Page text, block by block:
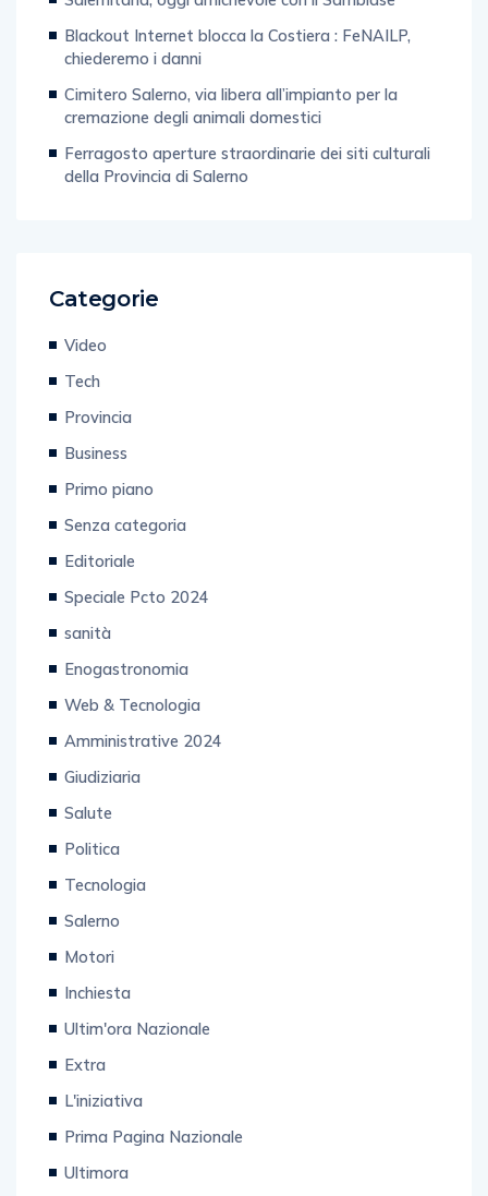
Blackout Internet blocca la Costiera : FeNAILP,
chiederemo i danni
Cimitero Salerno, via libera all’impianto per la
cremazione degli animali domestici
Ferragosto aperture straordinarie dei siti culturali
della Provincia di Salerno
Categorie
Video
Tech
Provincia
Business
Primo piano
Senza categoria
Editoriale
Speciale Pcto 2024
sanità
Enogastronomia
Web & Tecnologia
Amministrative 2024
Giudiziaria
Salute
Politica
Tecnologia
Salerno
Motori
Inchiesta
Ultim'ora Nazionale
Extra
L'iniziativa
Prima Pagina Nazionale
Ultimora